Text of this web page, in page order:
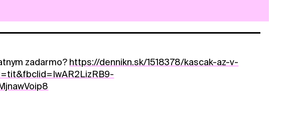
zadarmo? https://dennikn.sk/1518378/kascak-az-v-